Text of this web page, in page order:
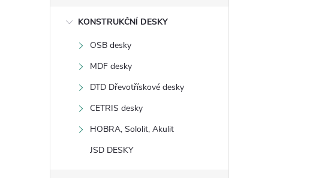
KONSTRUKČNÍ DESKY
OSB desky
MDF desky
DTD Dřevotřískové desky
CETRIS desky
HOBRA, Sololit, Akulit
JSD DESKY